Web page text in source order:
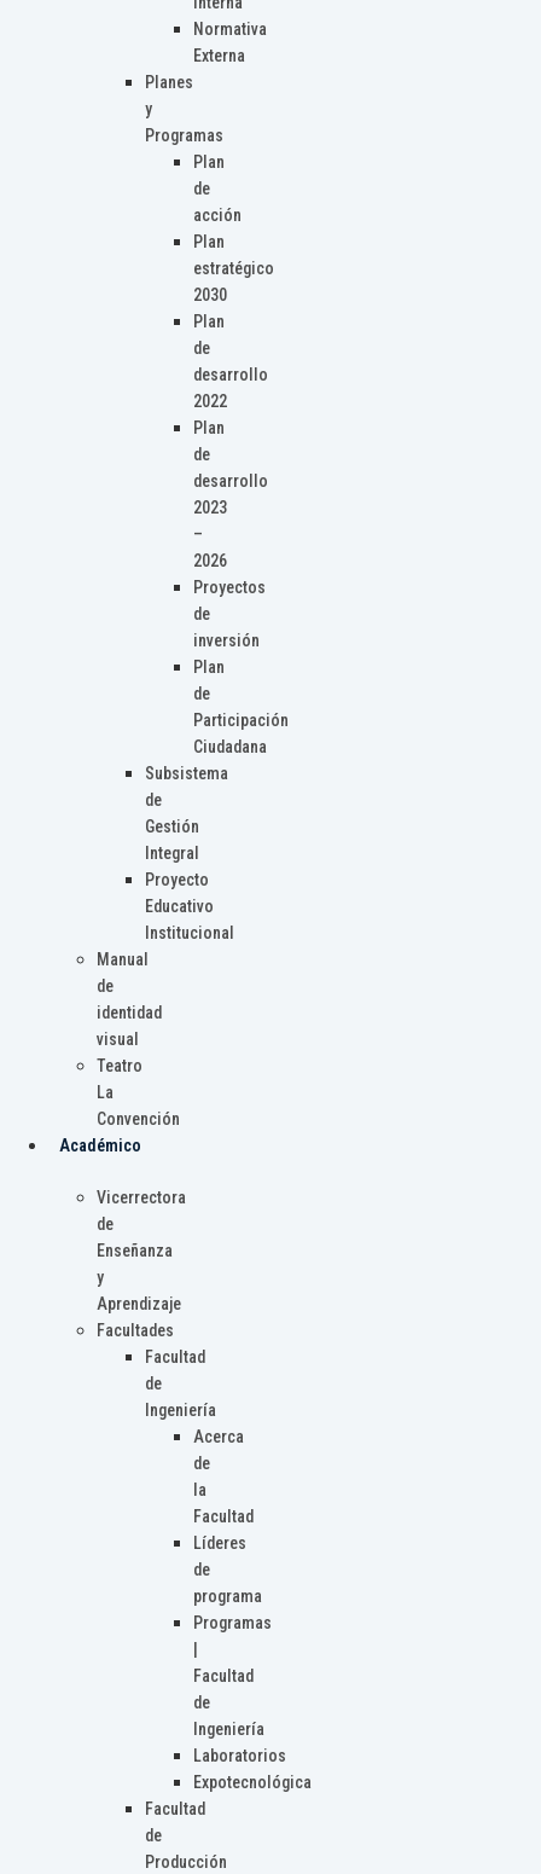
Normativa
Externa
Planes
y
Programas
Plan
de
acción
Plan
estratégico
2030
Plan
de
desarrollo
2022
Plan
de
desarrollo
2023
–
2026
Proyectos
de
inversión
Plan
de
Participación
Ciudadana
Subsistema
de
Gestión
Integral
Proyecto
Educativo
Institucional
Manual
de
identidad
visual
Teatro
La
Convención
Académico
Vicerrectora
de
Enseñanza
y
Aprendizaje
Facultades
Facultad
de
Ingeniería
Acerca
de
la
Facultad
Líderes
de
programa
Programas
Facultad
de
Ingeniería
Laboratorios
Expotecnológica
Facultad
de
Producción